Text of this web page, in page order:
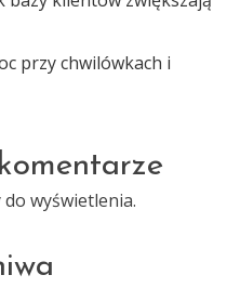
przy chwilówkach i
wyświetlenia.